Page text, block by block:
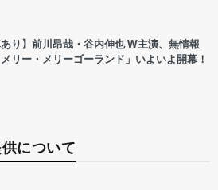
あり】前川昂哉・谷内伸也 W主演、無情報
メリー・メリーゴーランド」いよいよ開幕！
について